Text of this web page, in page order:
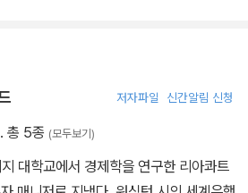
저자파일 신간알림 신청
총 5종 (모두보기)
대학교에서 경제학을 연구한 리아콰트